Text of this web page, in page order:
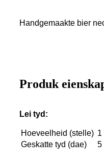
Handgemaakte bier
Produk
Lei tyd:
Hoeveelheid (stelle) 1
Geskatte tyd (dae)
5